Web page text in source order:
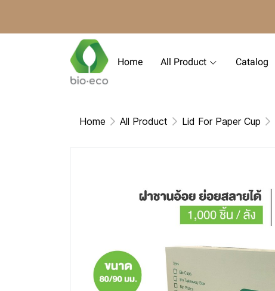
Home All Product Catalog
Home All Product Lid For Paper Cup